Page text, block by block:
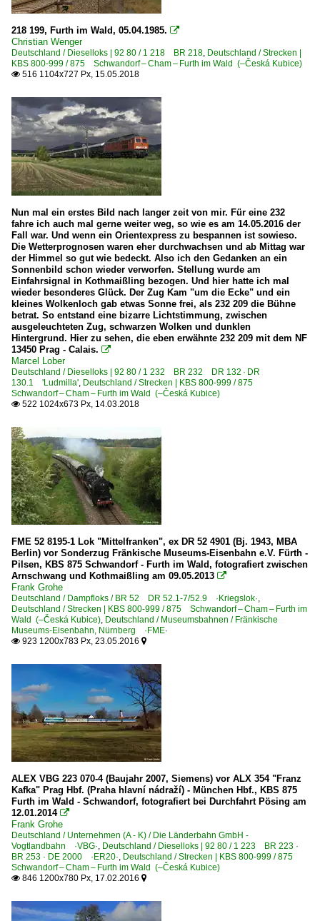
218 199, Furth im Wald, 05.04.1985. 
Christian Wenger
Deutschland / Dieselloks | 92 80 / 1 218 BR 218, Deutschland / Strecken |
KBS 800-999 / 875 Schwandorf – Cham – Furth im Wald (–Česká Kubice)
 516 1104x727 Px, 15.05.2018
Nun mal ein erstes Bild nach langer zeit von mir. Für eine 232
fahre ich auch mal gerne weiter weg, so wie es am 14.05.2016 der
Fall war. Und wenn ein Orientexpress zu bespannen ist sowieso.
Die Wetterprognosen waren eher durchwachsen und ab Mittag war
der Himmel so gut wie bedeckt. Also ich den Gedanken an ein
Sonnenbild schon wieder verworfen. Stellung wurde am
Einfahrsignal in Kothmaißling bezogen. Und hier hatte ich mal
wieder besonderes Glück. Der Zug Kam "um die Ecke" und ein
kleines Wolkenloch gab etwas Sonne frei, als 232 209 die Bühne
betrat. So entstand eine bizarre Lichtstimmung, zwischen
ausgeleuchteten Zug, schwarzen Wolken und dunklen
Hintergrund. Hier zu sehen, die eben erwähnte 232 209 mit dem NF
13450 Prag - Calais. 
Marcel Lober
Deutschland / Dieselloks | 92 80 / 1 232 BR 232 DR 132 · DR
130.1 'Ludmilla', Deutschland / Strecken | KBS 800-999 / 875
Schwandorf – Cham – Furth im Wald (–Česká Kubice)
 522 1024x673 Px, 14.03.2018
FME 52 8195-1 Lok "Mittelfranken", ex DR 52 4901 (Bj. 1943, MBA
Berlin) vor Sonderzug Fränkische Museums-Eisenbahn e.V. Fürth -
Pilsen, KBS 875 Schwandorf - Furth im Wald, fotografiert zwischen
Arnschwang und Kothmaißling am 09.05.2013 
Frank Grohe
Deutschland / Dampfloks / BR 52 DR 52.1-7/52.9 ·Kriegslok·,
Deutschland / Strecken | KBS 800-999 / 875 Schwandorf – Cham – Furth im
Wald (–Česká Kubice), Deutschland / Museumsbahnen / Fränkische
Museums-Eisenbahn, Nürnberg ·FME·
 923 1200x783 Px, 23.05.2016 
ALEX VBG 223 070-4 (Baujahr 2007, Siemens) vor ALX 354 "Franz
Kafka" Prag Hbf. (Praha hlavní nádraží) - München Hbf., KBS 875
Furth im Wald - Schwandorf, fotografiert bei Durchfahrt Pösing am
12.01.2014 
Frank Grohe
Deutschland / Unternehmen (A - K) / Die Länderbahn GmbH -
Vogtlandbahn ·VBG·, Deutschland / Dieselloks | 92 80 / 1 223 BR 223 ·
BR 253 · DE 2000 ·ER20·, Deutschland / Strecken | KBS 800-999 / 875
Schwandorf – Cham – Furth im Wald (–Česká Kubice)
 846 1200x780 Px, 17.02.2016 